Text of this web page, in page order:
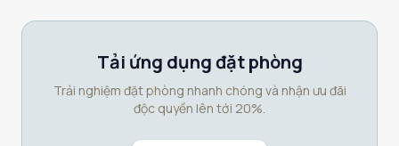
Tải ứng dụng đặt phòng
Trải nghiệm đặt phòng nhanh chóng và nhận ưu đãi
độc quyền lên tới 20%.